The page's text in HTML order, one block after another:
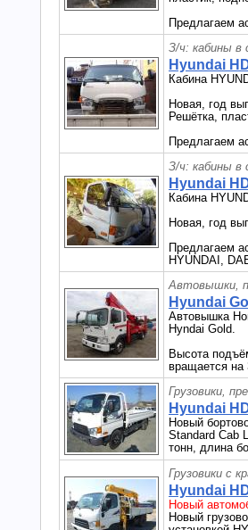
Предлагаем
З/ч: кабины в
Hyundai
Кабина
Новая, год
Решётка,
Предлагаем
З/ч: кабины в
Hyundai
Кабина
Новая, год
Предлагаем
HYUNDAI,
Автовышки,
Hyundai
Автовышка
Hyndai Gold.
Высота
вращается
Грузовики,
Hyundai
Новый
Standard Cab
тонн, длина
Грузовики с
Hyundai
Новый
Новый